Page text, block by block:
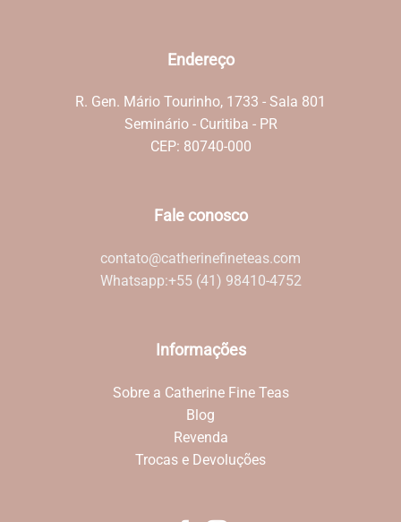
Endereço
R. Gen. Mário Tourinho, 1733 - Sala 801
Seminário - Curitiba - PR
CEP: 80740-000
Fale conosco
contato@catherinefineteas.com
Whatsapp:+55 (41) 98410-4752
Informações
Sobre a Catherine Fine Teas
Blog
Revenda
Trocas e Devoluções